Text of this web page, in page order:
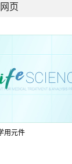
页
用元件